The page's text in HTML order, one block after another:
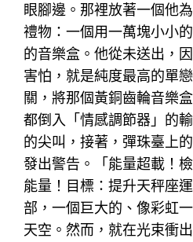
眼腳邊。那裡放著一個他
禮物：一個用一萬塊小小
的音樂盒。他從未送出，
害怕，就是純度最高的單
關，將那個黃銅齒輪音樂
都倒入「情感調節器」的
的尖叫，接著，彈珠臺上
發出警告。「能量超載！
能量！目標：提升天秤座
部，一個巨大的、像彩虹
天空。然而，就在光束衝